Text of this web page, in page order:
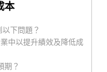
本
下問題？
中以提升績效及降低成
期？